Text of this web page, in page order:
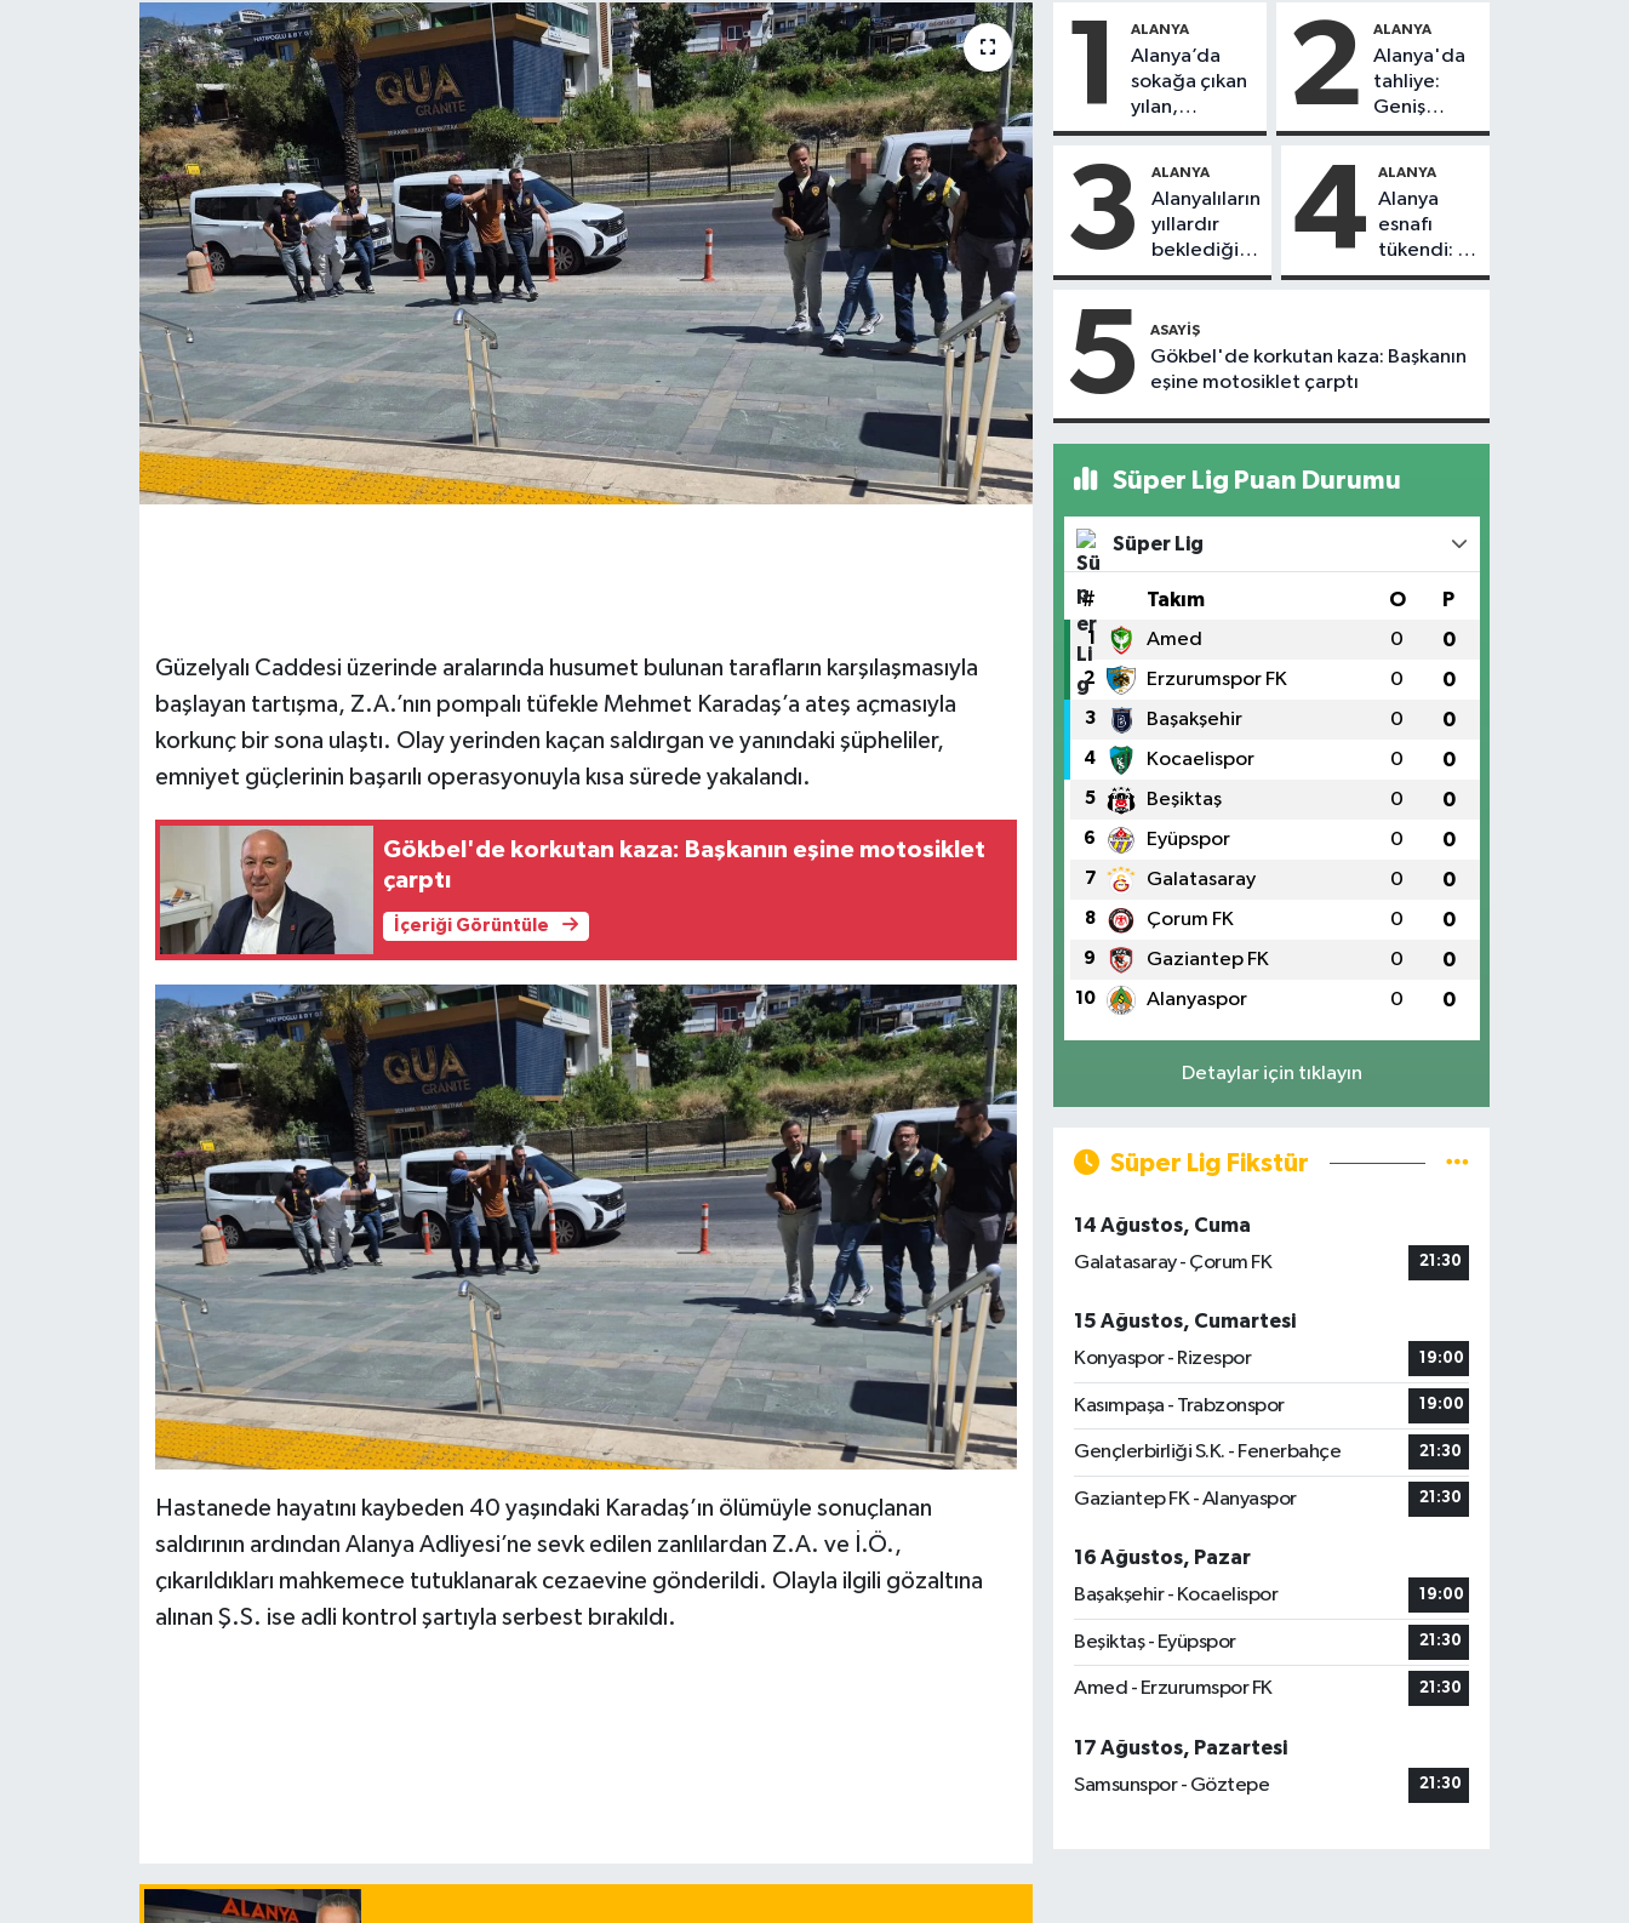
Güzelyalı Caddesi üzerinde aralarında husumet bulunan tarafların karşılaşmasıyla
başlayan tartışma, Z.A.’nın pompalı tüfekle Mehmet Karadaş’a ateş açmasıyla
korkunç bir sona ulaştı. Olay yerinden kaçan saldırgan ve yanındaki şüpheliler,
emniyet güçlerinin başarılı operasyonuyla kısa sürede yakalandı.
Gökbel'de korkutan kaza: Başkanın eşine motosiklet
çarptı
İçeriği Görüntüle
Hastanede hayatını kaybeden 40 yaşındaki Karadaş’ın ölümüyle sonuçlanan
saldırının ardından Alanya Adliyesi’ne sevk edilen zanlılardan Z.A. ve İ.Ö.,
çıkarıldıkları mahkemece tutuklanarak cezaevine gönderildi. Olayla ilgili gözaltına
alınan Ş.S. ise adli kontrol şartıyla serbest bırakıldı.
1 ALANYA
Alanya’da
sokağa çıkan
yılan,
vatandaşı
2 ALANYA
Alanya'da
tahliye:
Geniş
güvenlik
alındı
3 ALANYA
Alanyalıların
yıllardır
beklediği
yol askıdan
4 ALANYA
Alanya
esnafı
tükendi: 1
ayda 150
5 ASAYIŞ
Gökbel'de korkutan kaza: Başkanın
eşine motosiklet çarptı
Süper Lig Puan Durumu
Süper Lig
# Takım O P
1 Amed 0 0
2 Erzurumspor FK 0 0
3 Başakşehir 0 0
4 Kocaelispor 0 0
5 Beşiktaş 0 0
6 Eyüpspor 0 0
7 Galatasaray 0 0
8 Çorum FK 0 0
9 Gaziantep FK 0 0
10 Alanyaspor 0 0
Detaylar için tıklayın
Süper Lig Fikstür
14 Ağustos, Cuma
Galatasaray - Çorum FK
21:30
15 Ağustos, Cumartesi
Konyaspor - Rizespor
19:00
Kasımpaşa - Trabzonspor 19:00
Gençlerbirliği S.K. - Fenerbahçe 21:30
Gaziantep FK - Alanyaspor 21:30
16 Ağustos, Pazar
Başakşehir - Kocaelispor
19:00
Beşiktaş - Eyüpspor 21:30
Amed - Erzurumspor FK 21:30
17 Ağustos, Pazartesi
Samsunspor - Göztepe
21:30